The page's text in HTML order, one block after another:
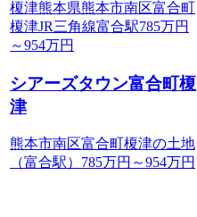
シアーズタウン富合町榎
津
熊本市南区富合町榎津の土地
（富合駅）785万円 ～954万円